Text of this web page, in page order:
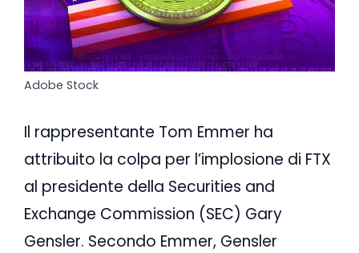
Adobe Stock
Il rappresentante Tom Emmer ha
attribuito la colpa per l’implosione di FTX
al presidente della Securities and
Exchange Commission (SEC) Gary
Gensler. Secondo Emmer, Gensler